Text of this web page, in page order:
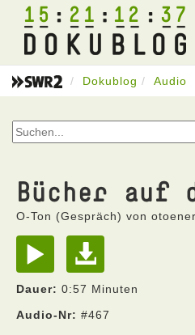
15 21 12 37
Dokublog Audio
Bücher auf
O-Ton (Gespräch) von otoener
Dauer: 0:57 Minuten
Audio-Nr: #467